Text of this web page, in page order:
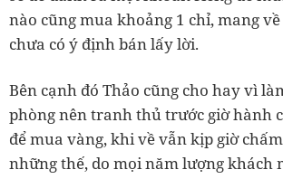
nào cũng mua khoảng 1 chỉ, mang
chưa có ý định bán lấy lời.
Bên cạnh đó Thảo cũng cho hay vì
phòng nên tranh thủ trước giờ hành
để mua vàng, khi về vẫn kịp giờ
những thế, do mọi năm lượng khách